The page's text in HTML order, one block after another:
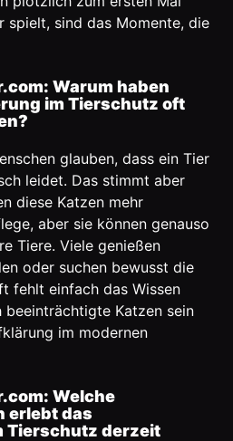
spielt, sind das Momente, die
Warum haben
im Tierschutz oft
glauben, dass ein Tier
leidet. Das stimmt aber
diese Katzen mehr
aber sie können genauso
Tiere. Viele genießen
oder suchen bewusst die
fehlt einfach das Wissen
Katzen sein
im modernen
Welche
erlebt das
Tierschutz derzeit